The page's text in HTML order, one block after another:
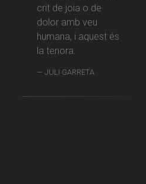
crit de joia o de
dolor amb veu
humana, i aquest és
la tenora.
JULI GARRETA